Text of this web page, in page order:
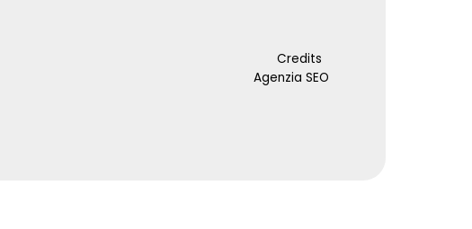
Credits
Agenzia SEO